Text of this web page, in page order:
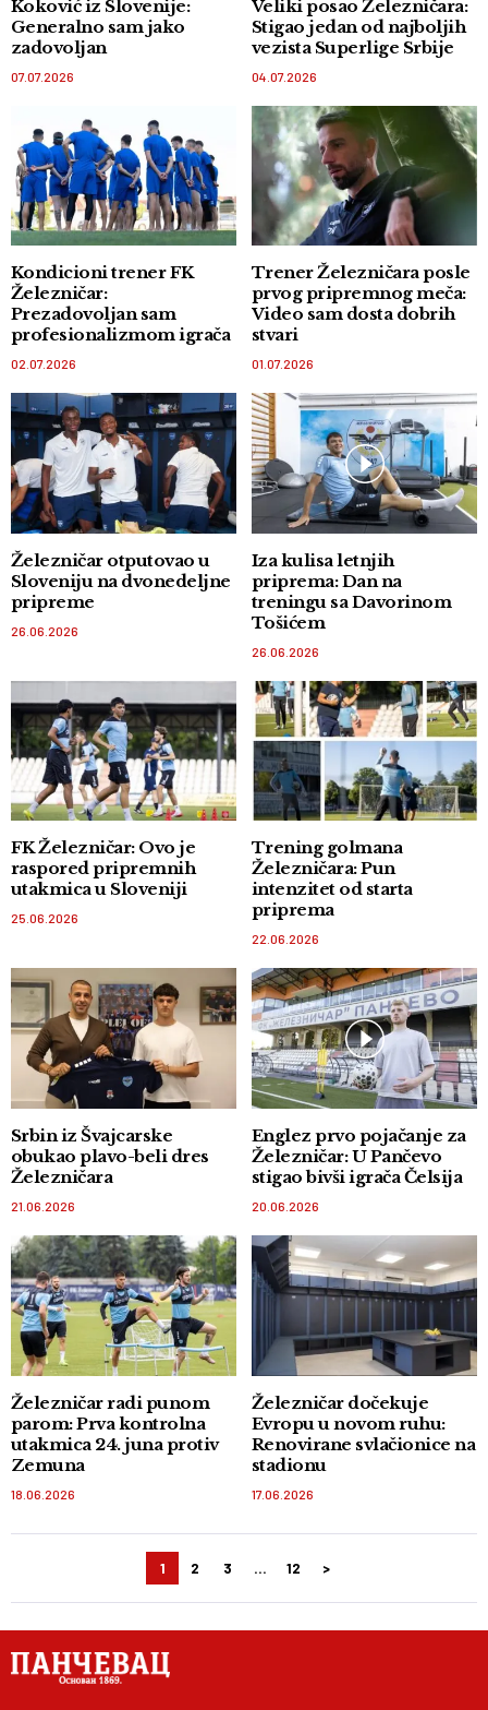
Koković iz Slovenije:
Generalno sam jako
zadovoljan
07.07.2026
Veliki posao Železničara:
Stigao jedan od najboljih
vezista Superlige Srbije
04.07.2026
Kondicioni trener FK
Železničar:
Prezadovoljan sam
profesionalizmom igrača
02.07.2026
Trener Železničara posle
prvog pripremnog meča:
Video sam dosta dobrih
stvari
01.07.2026
Železničar otputovao u
Sloveniju na dvonedeljne
pripreme
26.06.2026
Iza kulisa letnjih
priprema: Dan na
treningu sa Davorinom
Tošićem
26.06.2026
FK Železničar: Ovo je
raspored pripremnih
utakmica u Sloveniji
25.06.2026
Trening golmana
Železničara: Pun
intenzitet od starta
priprema
22.06.2026
Srbin iz Švajcarske
obukao plavo-beli dres
Železničara
21.06.2026
Englez prvo pojačanje za
Železničar: U Pančevo
stigao bivši igrača Čelsija
20.06.2026
Železničar radi punom
parom: Prva kontrolna
utakmica 24. juna protiv
Zemuna
18.06.2026
Železničar dočekuje
Evropu u novom ruhu:
Renovirane svlačionice na
stadionu
17.06.2026
Kretanje
članaka
1 2 3 … 12 >